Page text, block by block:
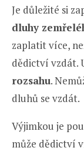
Je důležité si
dluhy
zaplatit více,
dědictví vzdát.
rozsahu.
dluhů se vzdát.
Výjimkou je
může dědictví